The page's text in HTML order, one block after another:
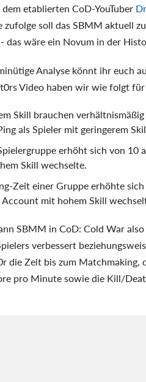
etablierten CoD-YouTuber
zufolge soll das SBMM aktuell
das wäre ein Novum in der
Analyse könnt ihr euch
Video haben wir wie folgt für
Skill brauchen
als Spieler mit geringerem
erhöht sich von 10
Skill wechselte.
Zeit einer Gruppe erhöhte
mit hohem Skill
SBMM in CoD: Cold War
verbessert
die Zeit bis zum Matchmaking,
pro Minute sowie die Kill/